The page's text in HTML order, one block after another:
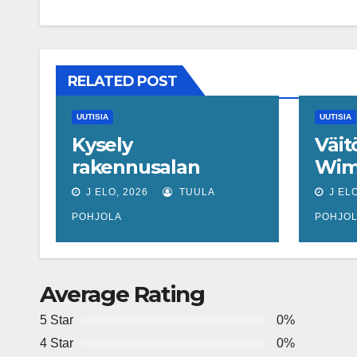
RELATED POST
UUTISIA
Kysely
rakennusalan
työvoimatilanteesta:
44 prosenttia on
muutoksen
J ELO, 2026 TUULA
POHJOLA
UUTISIA
J
Average Rating
5 Star
0%
4 Star
0%